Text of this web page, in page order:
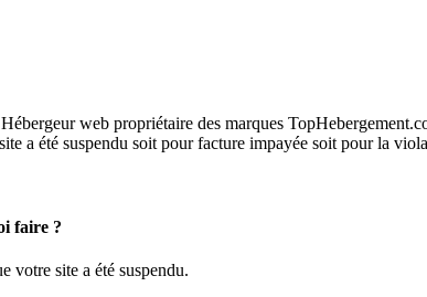
web propriétaire des marques
a été suspendu soit pour facture impayée soit pour la
faire ?
votre site a été suspendu.